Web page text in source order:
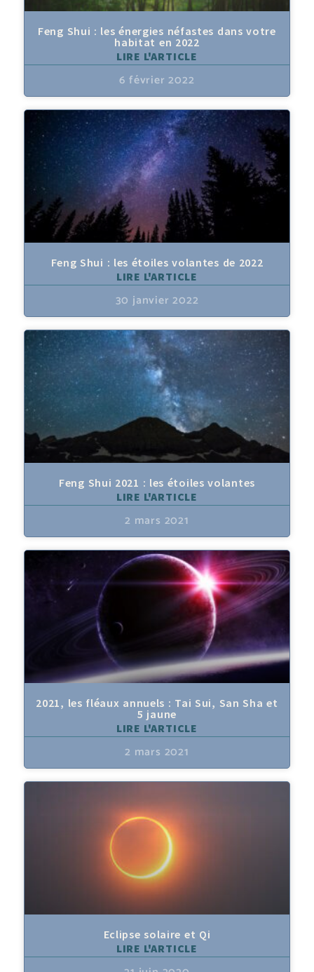
Feng Shui : les énergies néfastes dans votre
habitat en 2022
LIRE L'ARTICLE
6 février 2022
Feng Shui : les étoiles volantes de 2022
LIRE L'ARTICLE
30 janvier 2022
Feng Shui 2021 : les étoiles volantes
LIRE L'ARTICLE
2 mars 2021
2021, les fléaux annuels : Tai Sui, San Sha et
5 jaune
LIRE L'ARTICLE
2 mars 2021
Eclipse solaire et Qi
LIRE L'ARTICLE